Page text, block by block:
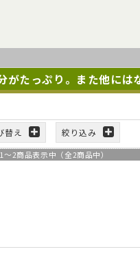
たっぷり。また他には
替え 絞り込み
1 ～2商品表示中（全2商品中）